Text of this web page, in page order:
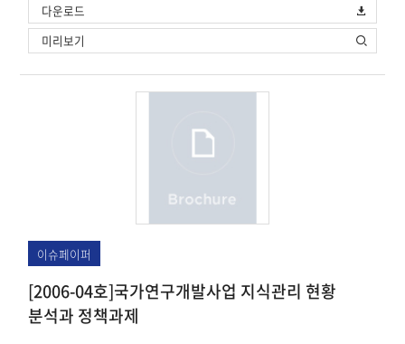
다운로드
미리보기
이슈페이퍼
[2006-04호]국가연구개발사업 지식관리 현황
분석과 정책과제